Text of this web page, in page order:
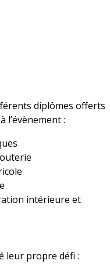
diplômes offerts
:
intérieure et
leur propre défi :